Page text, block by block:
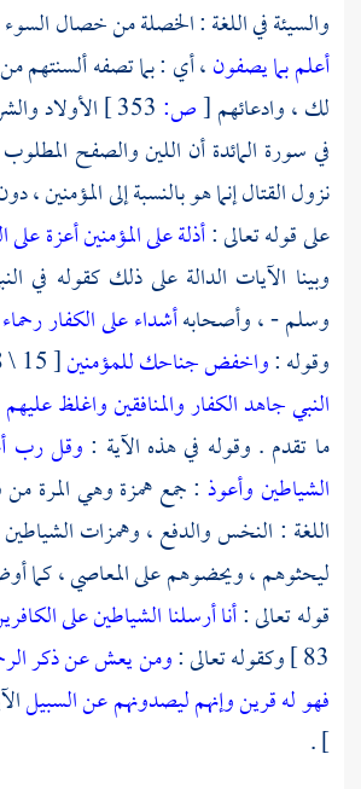
والسيئة في اللغة : الخصلة من خصال السوء
أعلم بما يصفون، أي : بما تصفه ألسنتهم
لك ، وادعائهم[ص:
الأولاد
في سورة المائدة أن اللين والصفح
نزول القتال إنما هو بالنسبة إلى المؤمنين ،
على قوله تعالى :أذلة على المؤمنين أعزة على
وبينا الآيات الدالة على ذلك كقوله في
وسلم - ، وأصحابهأشداء على الكفار
وقوله :واخفض جناحك للمؤمنين[ 15 \ 88 ] ، وقوله :
النبي جاهد الكفار والمنافقين واغلظ عليهم
ما تقدم . وقوله في هذه الآية : وقل رب
الشياطين وأعوذ : جمع همزة وهي المرة
اللغة : النخس والدفع ، وهمزات
ليحثوهم ، ويحضوهم على المعاصي ، كما
قوله تعالى :أنا أرسلنا الشياطين على
83 ] وكقوله تعالى :
ومن يعش عن ذكر
فهو له قرينوإنهم ليصدونهم عن السبيل
] .